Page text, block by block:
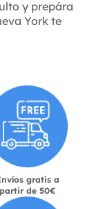
y prepára
York te
gratis a
partir de 50€